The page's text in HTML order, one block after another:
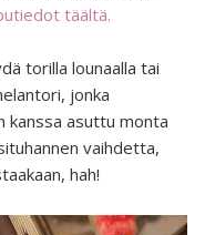
täältä.
torilla lounaalla tai
jonka
kanssa asuttu monta
vaihdetta,
hah!